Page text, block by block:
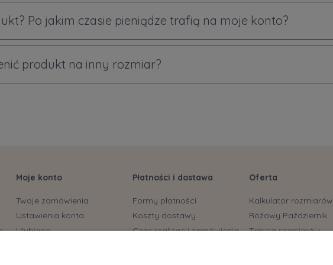
Po jakim czasie pieniądze trafią na moje konto?
produkt na inny rozmiar?
Moje konto
Twoje zamówienia
Ustawienia konta
Ulubione
Płatności i dostawa
Formy płatności
Koszty dostawy
Czas realizacji zamówienia
Oferta
Kalkulator rozmiarów
Różowy Październik
Tabela rozmiarów